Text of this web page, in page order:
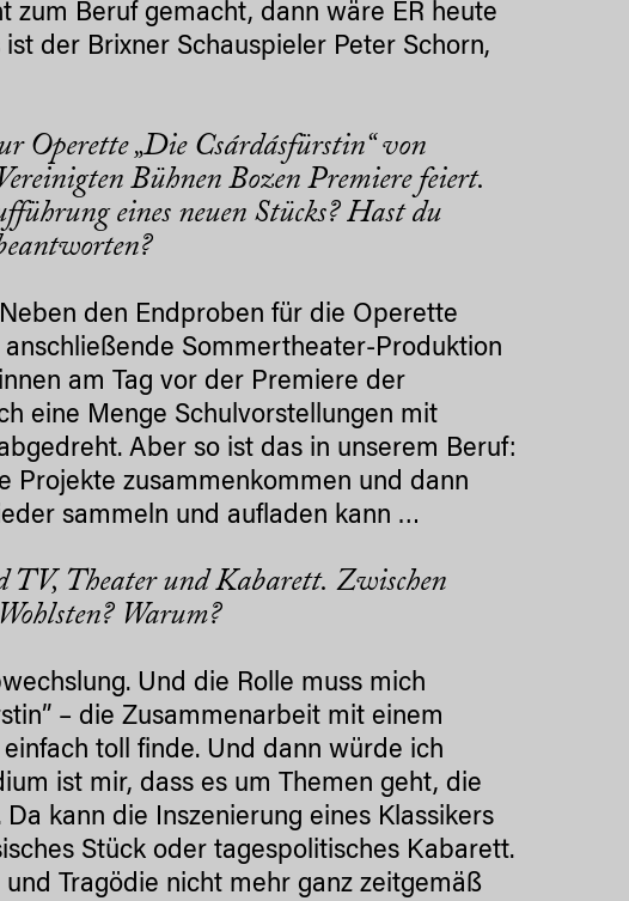
zum Beruf gemacht, dann wäre ER heute
der Brixner Schauspieler Peter Schorn,
Operette „Die Csárdásfürstin“ von
Bühnen Bozen Premiere feiert.
eines neuen Stücks? Hast du
den Endproben für die Operette
Sommertheater-Produktion
am Tag vor der Premiere der
eine Menge Schulvorstellungen mit
Aber so ist das in unserem Beruf:
Projekte zusammenkommen und dann
sammeln und aufladen kann …
TV, Theater und Kabarett. Zwischen
Warum?
Und die Rolle muss mich
– die Zusammenarbeit mit einem
toll finde. Und dann würde ich
ist mir, dass es um Themen geht, die
kann die Inszenierung eines Klassikers
Stück oder tagespolitisches Kabarett.
Tragödie nicht mehr ganz zeitgemäß